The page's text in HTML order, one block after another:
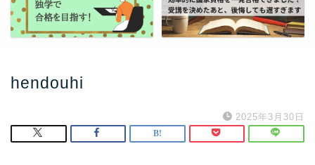
hendouhi
2025年3月30日